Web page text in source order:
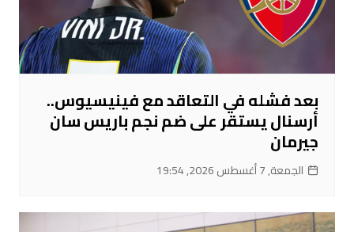
بعد فشله في التعاقد مع فينيسيوس..
أرسنال يستقر على ضم نجم باريس سان
جيرمان
الجمعة, 7 أغسطس 2026, 19:54